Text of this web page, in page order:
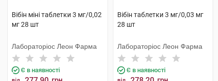
Вібін міні таблетки 3 мг/0,02
мг 28 шт
Лабораторіос Леон Фарма
Є в наявності
Вібін таблетки 3 мг/0,03 мг
28 шт
Лабораторіос Леон Фарма
Є в наявності